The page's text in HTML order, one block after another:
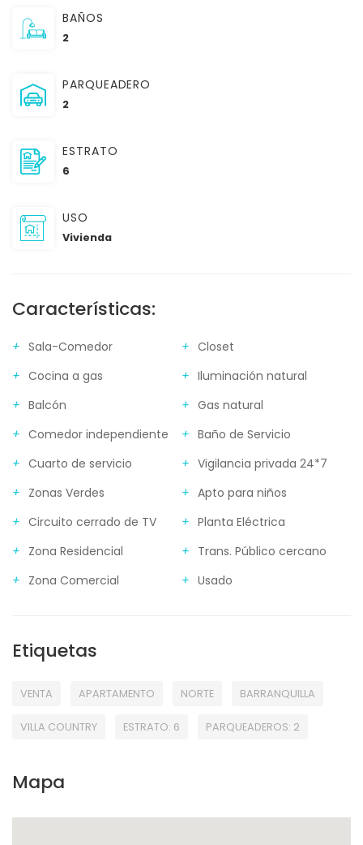
BAÑOS
2
PARQUEADERO
2
ESTRATO
6
USO
Vivienda
Características:
Sala-Comedor
Closet
Cocina a gas
Iluminación natural
Balcón
Gas natural
Comedor independiente
Baño de Servicio
Cuarto de servicio
Vigilancia privada 24*7
Zonas Verdes
Apto para niños
Circuito cerrado de TV
Planta Eléctrica
Zona Residencial
Trans. Público cercano
Zona Comercial
Usado
Etiquetas
VENTA APARTAMENTO NORTE BARRANQUILLA
VILLA COUNTRY ESTRATO: 6 PARQUEADEROS: 2
Mapa